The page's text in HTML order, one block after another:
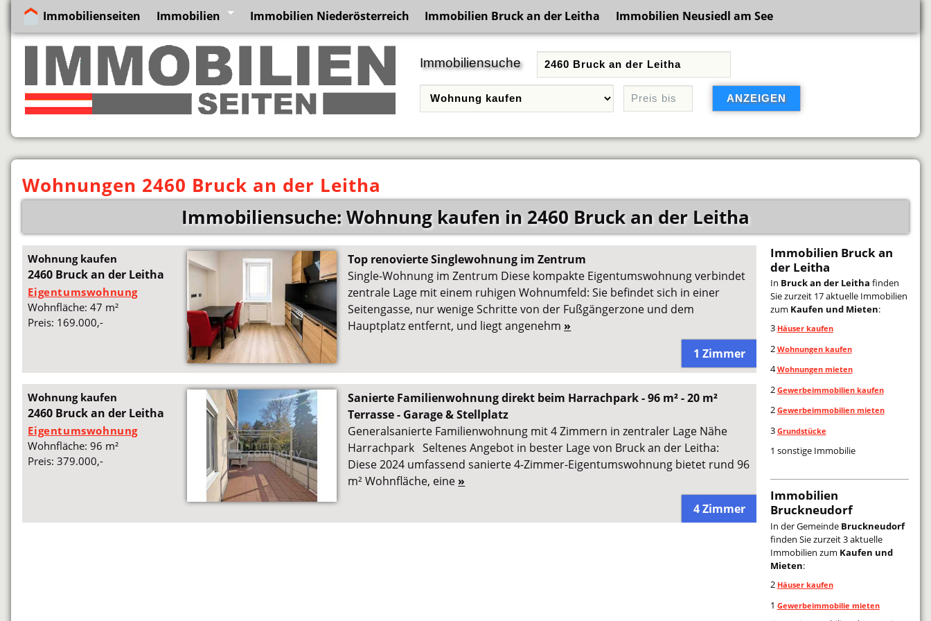
Immobilienseiten Immobilien Immobilien Niederösterreich Immobilien Bruck an der Leitha Immobilien Neusiedl am See
Immobiliensuche
Wohnungen 2460 Bruck an der Leitha
Immobiliensuche: Wohnung kaufen in 2460 Bruck an der Leitha
Wohnung kaufen
2460 Bruck an der Leitha
Eigentumswohnung
Wohnfläche: 47 m²
Preis: 169.000,-
Top renovierte Singlewohnung im Zentrum
Single-Wohnung im Zentrum Diese kompakte Eigentumswohnung verbindet
zentrale Lage mit einem ruhigen Wohnumfeld: Sie befindet sich in einer
Seitengasse, nur wenige Schritte von der Fußgängerzone und dem
Hauptplatz entfernt, und liegt angenehm »
1 Zimmer
Wohnung kaufen
2460 Bruck an der Leitha
Eigentumswohnung
Wohnfläche: 96 m²
Preis: 379.000,-
Sanierte Familienwohnung direkt beim Harrachpark - 96 m² - 20 m²
Terrasse - Garage & Stellplatz
Generalsanierte Familienwohnung mit 4 Zimmern in zentraler Lage Nähe
Harrachpark Seltenes Angebot in bester Lage von Bruck an der Leitha:
Diese 2024 umfassend sanierte 4-Zimmer-Eigentumswohnung bietet rund 96
m² Wohnfläche, eine »
4 Zimmer
Immobilien Bruck an
der Leitha
In Bruck an der Leitha finden
Sie zurzeit 17 aktuelle Immobilien
zum Kaufen und Mieten:
3 Häuser kaufen
2 Wohnungen kaufen
4Wohnungen mieten
2 Gewerbeimmobilien kaufen
2 Gewerbeimmobilien mieten
3 Grundstücke
1 sonstige Immobilie
Immobilien
Bruckneudorf
In der Gemeinde Bruckneudorf
finden Sie zurzeit 3 aktuelle
Immobilien zum Kaufen und
Mieten:
2 Häuser kaufen
1 Gewerbeimmobilie mieten